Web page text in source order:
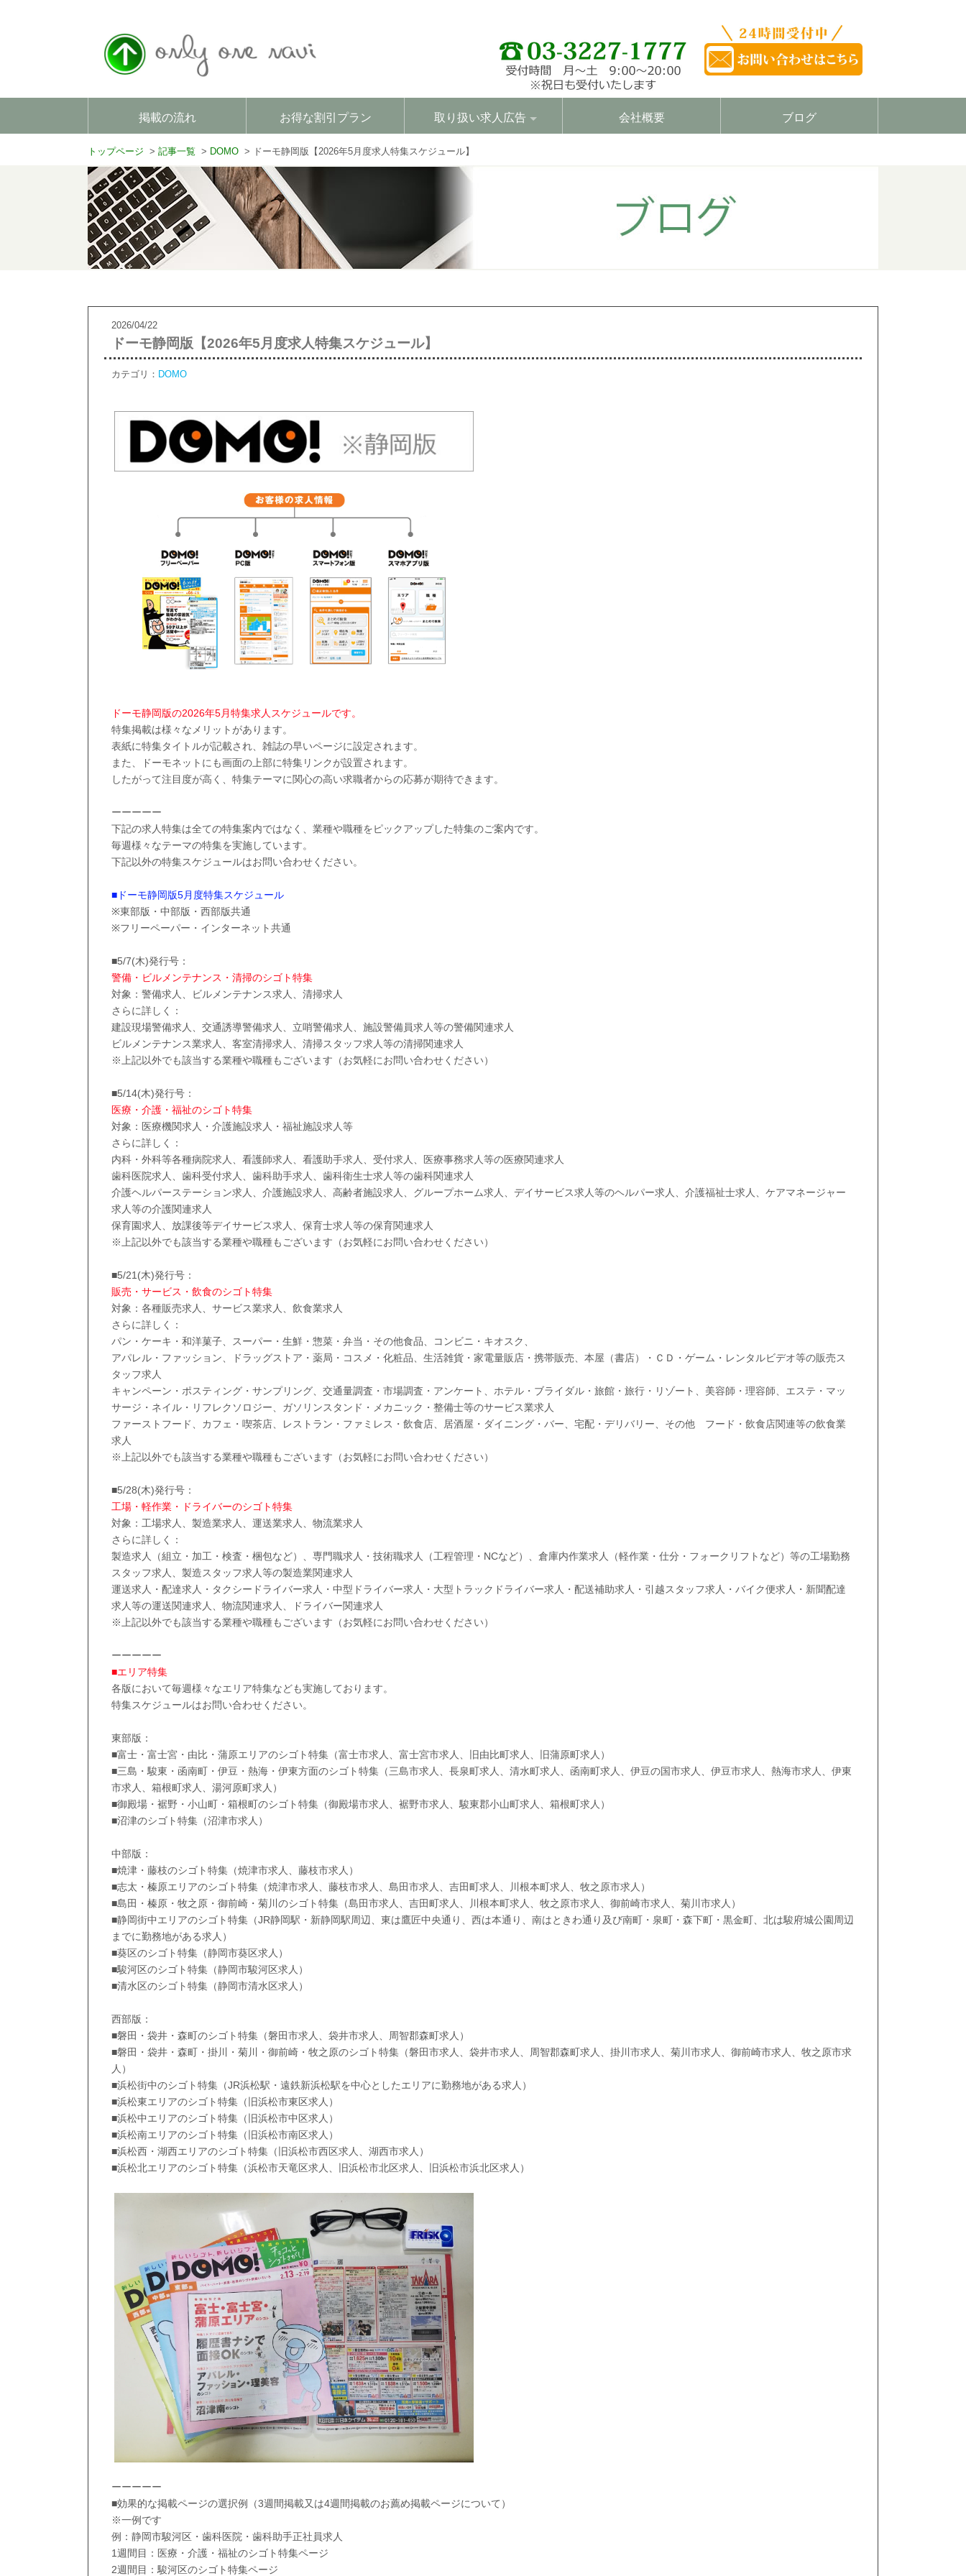
掲載の流れ お得な割引プラン 取り扱い求人広告 会社概要 ブログ
トップページ 記事一覧 DOMO ドーモ静岡版【2026年5月度求人特集スケジュール】
2026/04/22
ドーモ静岡版【2026年5月度求人特集スケジュール】
カテゴリ： DOMO
ドーモ静岡版の2026年5月特集求人スケジュールです。
特集掲載は様々なメリットがあります。
表紙に特集タイトルが記載され、雑誌の早いページに設定されます。
また、ドーモネットにも画面の上部に特集リンクが設置されます。
したがって注目度が高く、特集テーマに関心の高い求職者からの応募が期待できます。
ーーーーー
下記の求人特集は全ての特集案内ではなく、業種や職種をピックアップした特集のご案内です。
毎週様々なテーマの特集を実施しています。
下記以外の特集スケジュールはお問い合わせください。
■ドーモ静岡版5月度特集スケジュール
※東部版・中部版・西部版共通
※フリーペーパー・インターネット共通
■5/7(木)発行号：
警備・ビルメンテナンス・清掃のシゴト特集
対象：警備求人、ビルメンテナンス求人、清掃求人
さらに詳しく：
建設現場警備求人、交通誘導警備求人、立哨警備求人、施設警備員求人等の警備関連求人
ビルメンテナンス業求人、客室清掃求人、清掃スタッフ求人等の清掃関連求人
※上記以外でも該当する業種や職種もございます（お気軽にお問い合わせください）
■5/14(木)発行号：
医療・介護・福祉のシゴト特集
対象：医療機関求人・介護施設求人・福祉施設求人等
さらに詳しく：
内科・外科等各種病院求人、看護師求人、看護助手求人、受付求人、医療事務求人等の医療関連求人
歯科医院求人、歯科受付求人、歯科助手求人、歯科衛生士求人等の歯科関連求人
介護ヘルパーステーション求人、介護施設求人、高齢者施設求人、グループホーム求人、デイサービス求人等のヘルパー求人、介護福祉士求人、ケアマネージャー
求人等の介護関連求人
保育園求人、放課後等デイサービス求人、保育士求人等の保育関連求人
※上記以外でも該当する業種や職種もございます（お気軽にお問い合わせください）
■5/21(木)発行号：
販売・サービス・飲食のシゴト特集
対象：各種販売求人、サービス業求人、飲食業求人
さらに詳しく：
パン・ケーキ・和洋菓子、スーパー・生鮮・惣菜・弁当・その他食品、コンビニ・キオスク、
アパレル・ファッション、ドラッグストア・薬局・コスメ・化粧品、生活雑貨・家電量販店・携帯販売、本屋（書店）・ＣＤ・ゲーム・レンタルビデオ等の販売ス
タッフ求人
キャンペーン・ポスティング・サンプリング、交通量調査・市場調査・アンケート、ホテル・ブライダル・旅館・旅行・リゾート、美容師・理容師、エステ・マッ
サージ・ネイル・リフレクソロジー、ガソリンスタンド・メカニック・整備士等のサービス業求人
ファーストフード、カフェ・喫茶店、レストラン・ファミレス・飲食店、居酒屋・ダイニング・バー、宅配・デリバリー、その他 フード・飲食店関連等の飲食業
求人
※上記以外でも該当する業種や職種もございます（お気軽にお問い合わせください）
■5/28(木)発行号：
工場・軽作業・ドライバーのシゴト特集
対象：工場求人、製造業求人、運送業求人、物流業求人
さらに詳しく：
製造求人（組立・加工・検査・梱包など）、専門職求人・技術職求人（工程管理・NCなど）、倉庫内作業求人（軽作業・仕分・フォークリフトなど）等の工場勤務
スタッフ求人、製造スタッフ求人等の製造業関連求人
運送求人・配達求人・タクシードライバー求人・中型ドライバー求人・大型トラックドライバー求人・配送補助求人・引越スタッフ求人・バイク便求人・新聞配達
求人等の運送関連求人、物流関連求人、ドライバー関連求人
※上記以外でも該当する業種や職種もございます（お気軽にお問い合わせください）
ーーーーー
■エリア特集
各版において毎週様々なエリア特集なども実施しております。
特集スケジュールはお問い合わせください。
東部版：
■富士・富士宮・由比・蒲原エリアのシゴト特集（富士市求人、富士宮市求人、旧由比町求人、旧蒲原町求人）
■三島・駿東・函南町・伊豆・熱海・伊東方面のシゴト特集（三島市求人、長泉町求人、清水町求人、函南町求人、伊豆の国市求人、伊豆市求人、熱海市求人、伊東
市求人、箱根町求人、湯河原町求人）
■御殿場・裾野・小山町・箱根町のシゴト特集（御殿場市求人、裾野市求人、駿東郡小山町求人、箱根町求人）
■沼津のシゴト特集（沼津市求人）
中部版：
■焼津・藤枝のシゴト特集（焼津市求人、藤枝市求人）
■志太・榛原エリアのシゴト特集（焼津市求人、藤枝市求人、島田市求人、吉田町求人、川根本町求人、牧之原市求人）
■島田・榛原・牧之原・御前崎・菊川のシゴト特集（島田市求人、吉田町求人、川根本町求人、牧之原市求人、御前崎市求人、菊川市求人）
■静岡街中エリアのシゴト特集（JR静岡駅・新静岡駅周辺、東は鷹匠中央通り、西は本通り、南はときわ通り及び南町・泉町・森下町・黒金町、北は駿府城公園周辺
までに勤務地がある求人）
■葵区のシゴト特集（静岡市葵区求人）
■駿河区のシゴト特集（静岡市駿河区求人）
■清水区のシゴト特集（静岡市清水区求人）
西部版：
■磐田・袋井・森町のシゴト特集（磐田市求人、袋井市求人、周智郡森町求人）
■磐田・袋井・森町・掛川・菊川・御前崎・牧之原のシゴト特集（磐田市求人、袋井市求人、周智郡森町求人、掛川市求人、菊川市求人、御前崎市求人、牧之原市求
人）
■浜松街中のシゴト特集（JR浜松駅・遠鉄新浜松駅を中心としたエリアに勤務地がある求人）
■浜松東エリアのシゴト特集（旧浜松市東区求人）
■浜松中エリアのシゴト特集（旧浜松市中区求人）
■浜松南エリアのシゴト特集（旧浜松市南区求人）
■浜松西・湖西エリアのシゴト特集（旧浜松市西区求人、湖西市求人）
■浜松北エリアのシゴト特集（浜松市天竜区求人、旧浜松市北区求人、旧浜松市浜北区求人）
ーーーーー
■効果的な掲載ページの選択例（3週間掲載又は4週間掲載のお薦め掲載ページについて）
※一例です
例：静岡市駿河区・歯科医院・歯科助手正社員求人
1週間目：医療・介護・福祉のシゴト特集ページ
2週間目：駿河区のシゴト特集ページ